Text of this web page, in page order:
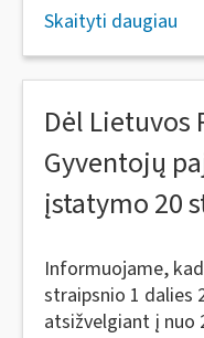
Skaityti daugiau
Dėl Lietuvos
Gyventojų
įstatymo 20
Informuojame,
straipsnio 1 dalies
atsižvelgiant į nuo